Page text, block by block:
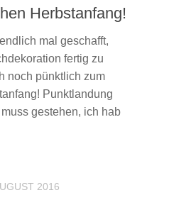
Herbstanfang!
mal geschafft,
fertig zu
noch pünktlich zum
Punktlandung
gestehen, ich hab
2016